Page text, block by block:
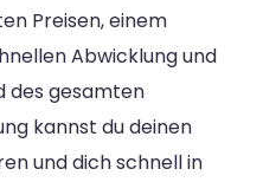
Preisen, einem
Abwicklung und
des gesamten
kannst du deinen
und dich schnell in